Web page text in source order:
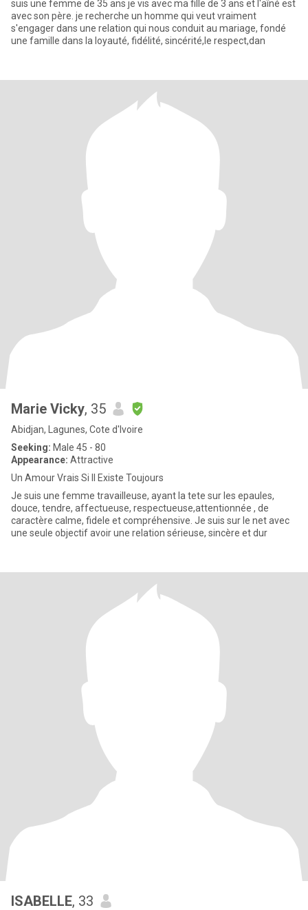
suis une femme de 35 ans je vis avec ma fille de 3 ans et l'aîné est
avec son père. je recherche un homme qui veut vraiment
s'engager dans une relation qui nous conduit au mariage, fondé
une famille dans la loyauté, fidélité, sincérité,le respect,dan
Marie Vicky, 35
Abidjan, Lagunes, Cote d'Ivoire
Seeking: Male 45 - 80
Appearance: Attractive
Un Amour Vrais Si Il Existe Toujours
Je suis une femme travailleuse, ayant la tete sur les epaules,
douce, tendre, affectueuse, respectueuse,attentionnée , de
caractère calme, fidele et compréhensive. Je suis sur le net avec
une seule objectif avoir une relation sérieuse, sincère et dur
ISABELLE, 33